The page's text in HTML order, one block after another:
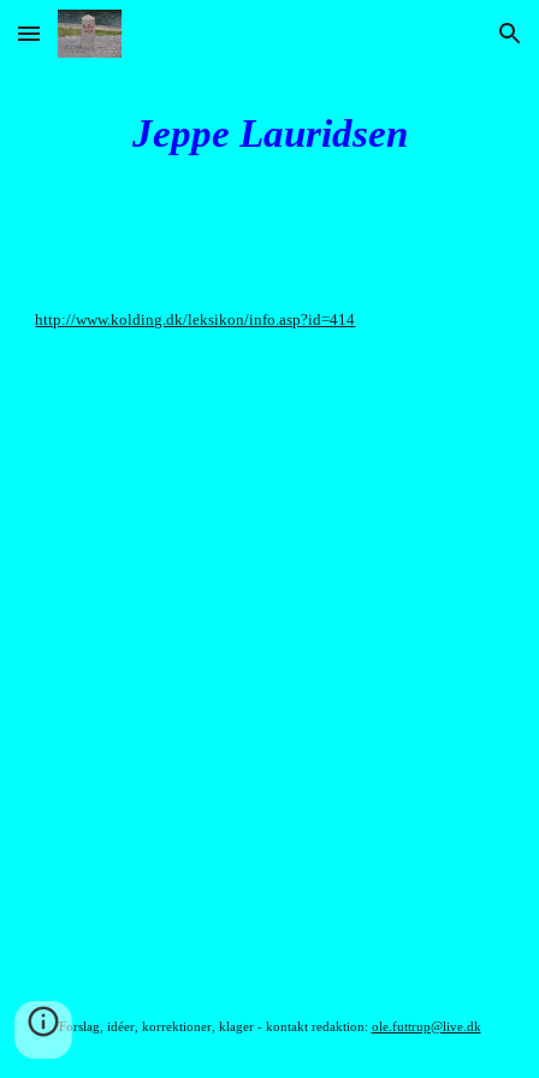
Skip to main content Skip to navigation
Jeppe Lauridsen
http://www.kolding.dk/leksikon/info.asp?id=414
Forslag, idéer, korrektioner, klager - kontakt redaktion: ole.futtrup@live.dk